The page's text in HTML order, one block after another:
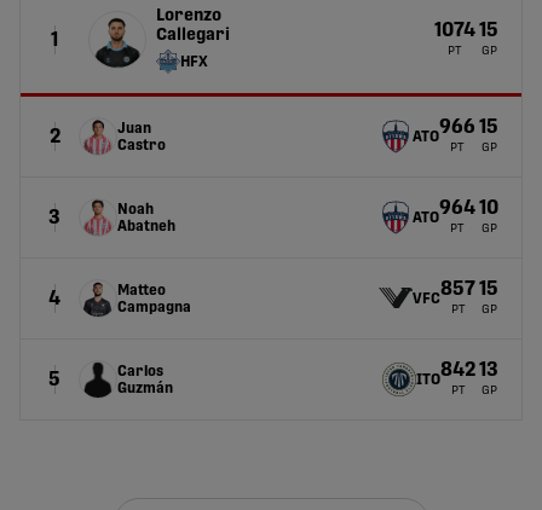
1
Lorenzo
Callegari
HFX
1074
PT
15
GP
2
Juan
Castro
ATO966
PT
15
GP
3
Noah
Abatneh
ATO964
PT
10
GP
4
Matteo
Campagna
VFC857
PT
15
GP
5
Carlos
Guzmán
ITO842
PT
13
GP